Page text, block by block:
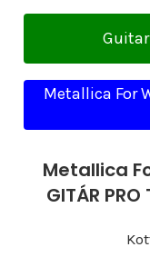
Metallica For
Metallica
GITÁR